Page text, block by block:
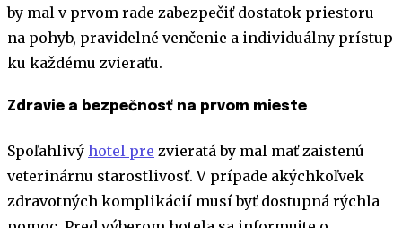
by mal v prvom rade zabezpečiť dostatok priestoru
na pohyb, pravidelné venčenie a individuálny prístup
ku každému zvieraťu.
Zdravie a bezpečnosť na prvom mieste
Spoľahlivý hotel pre zvieratá by mal mať zaistenú
veterinárnu starostlivosť. V prípade akýchkoľvek
zdravotných komplikácií musí byť dostupná rýchla